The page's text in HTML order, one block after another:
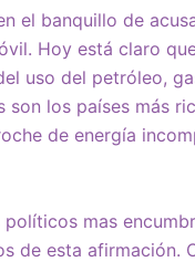
el banquillo de
Hoy está claro
uso del petróleo,
los países más
de energía
mas
de esta afirmación.